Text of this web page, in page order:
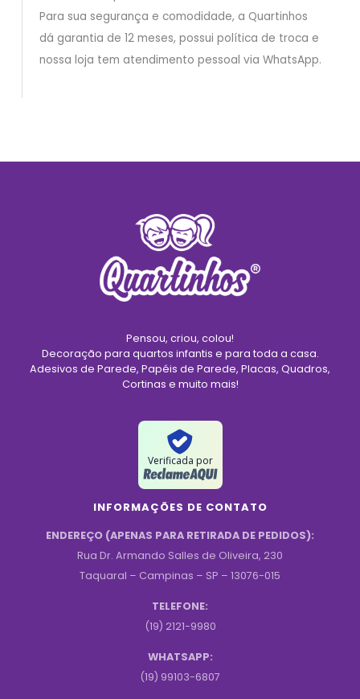
Para sua segurança e comodidade, a Quartinhos
dá garantia de 12 meses, possui política de troca e
nossa loja tem atendimento pessoal via WhatsApp.
Pensou, criou, colou!
Decoração para quartos infantis e para toda a casa.
Adesivos de Parede, Papéis de Parede, Placas, Quadros,
Cortinas e muito mais!
Verificada por
INFORMAÇÕES DE CONTATO
ENDEREÇO (APENAS PARA RETIRADA DE PEDIDOS):
Rua Dr. Armando Salles de Oliveira, 230
Taquaral – Campinas – SP – 13076-015
TELEFONE:
(19) 2121-9980
WHATSAPP:
(19) 99103-6807